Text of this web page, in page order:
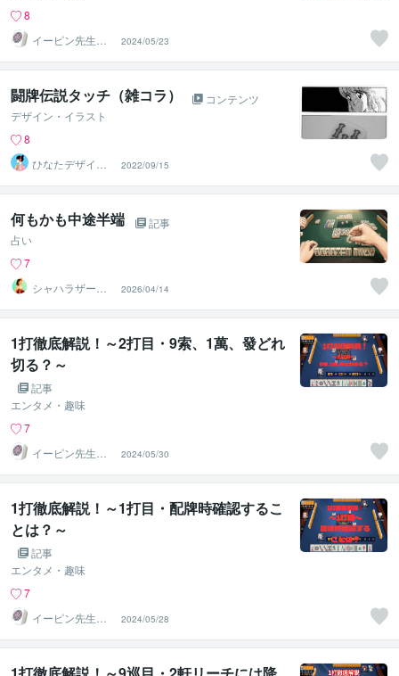
8
イーピン先生＠
麻雀段位検定保
持者
2024/05/23
闘牌伝説タッチ（雑コラ）
コンテンツ
デザイン・イラスト
8
ひなたデザイン
ラボ（初心者歓
迎）
2022/09/15
何もかも中途半端
記事
占い
7
シャハラザード
沙織
2026/04/14
1打徹底解説！～2打目・9索、1萬、發どれ
切る？～
記事
エンタメ・趣味
7
イーピン先生＠
麻雀段位検定保
持者
2024/05/30
1打徹底解説！～1打目・配牌時確認するこ
とは？～
記事
エンタメ・趣味
7
イーピン先生＠
麻雀段位検定保
持者
2024/05/28